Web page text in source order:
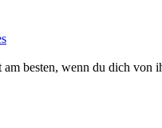
besten, wenn du dich von